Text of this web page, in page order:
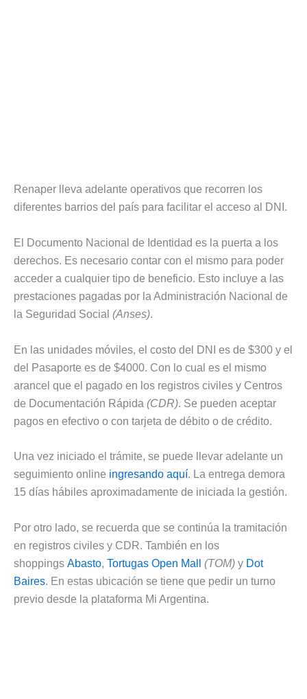
Renaper lleva adelante operativos que recorren los
diferentes barrios del país para facilitar el acceso al DNI.
El Documento Nacional de Identidad es la puerta a los
derechos. Es necesario contar con el mismo para poder
acceder a cualquier tipo de beneficio. Esto incluye a las
prestaciones pagadas por la Administración Nacional de
la Seguridad Social (Anses).
En las unidades móviles, el costo del DNI es de $300 y el
del Pasaporte es de $4000. Con lo cual es el mismo
arancel que el pagado en los registros civiles y Centros
de Documentación Rápida (CDR). Se pueden aceptar
pagos en efectivo o con tarjeta de débito o de crédito.
Una vez iniciado el trámite, se puede llevar adelante un
seguimiento online ingresando aquí. La entrega demora
15 días hábiles aproximadamente de iniciada la gestión.
Por otro lado, se recuerda que se continúa la tramitación
en registros civiles y CDR. También en los
shoppings Abasto, Tortugas Open Mall (TOM) y Dot
Baires. En estas ubicación se tiene que pedir un turno
previo desde la plataforma Mi Argentina.